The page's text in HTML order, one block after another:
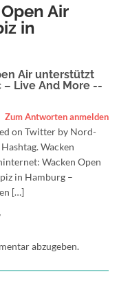
Air
in
Air unterstützt
– Live And More --
Zum Antworten anmelden
on Twitter by Nord-
Wacken
Wacken Open
in Hamburg –
[…]
abzugeben.